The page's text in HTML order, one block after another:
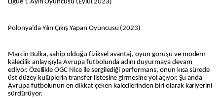
Ligue 1 Ayın Oyuncusu (Eylül 2023)
Polonya’da Yılın Çıkış Yapan Oyuncusu (2023)
Marcin Bulka, sahip olduğu fiziksel avantaj, oyun görüşü ve modern
kalecilik anlayışıyla Avrupa futbolunda adını duyurmaya devam
ediyor. Özellikle OGC Nice ile sergilediği performans, onun kısa sürede
üst düzey kulüplerin transfer listesine girmesine yol açıyor. Şu anda
Avrupa futbolunun en dikkat çeken kalecilerinden biri olarak kariyerini
sürdürüyor.